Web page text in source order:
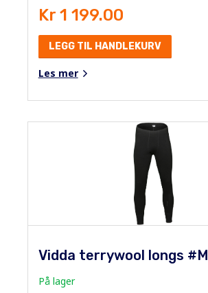
Kr 1 199.00
LEGG TIL HANDLEKURV
Les mer
Vidda terrywool longs #M
På lager